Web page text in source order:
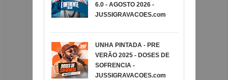
6.0 - AGOSTO 2026 -
JUSSIGRAVACOES.com
UNHA PINTADA - PRE
VERÃO 2025 - DOSES DE
SOFRENCIA -
JUSSIGRAVACOES.com